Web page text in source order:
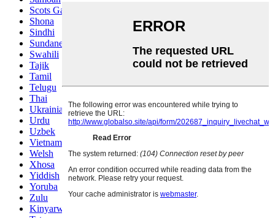
Scots Gaelic
Shona
Sindhi
Sundanese
Swahili
Tajik
Tamil
Telugu
Thai
Ukrainian
Urdu
Uzbek
Vietnamese
Welsh
Xhosa
Yiddish
Yoruba
Zulu
Kinyarwanda